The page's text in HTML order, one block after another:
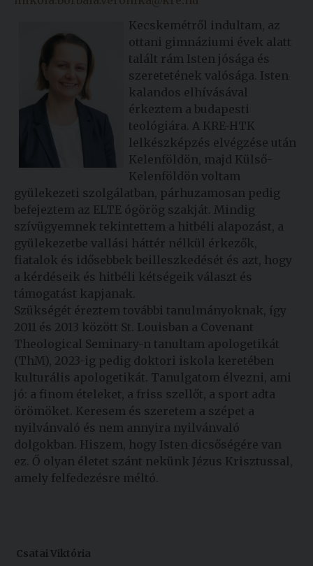
Kecskemétről indultam, az
ottani gimnáziumi évek alatt
talált rám Isten jósága és
szeretetének valósága. Isten
kalandos elhívásával
érkeztem a budapesti
teológiára. A KRE-HTK
lelkészképzés elvégzése után
Kelenföldön, majd Külső-
Kelenföldön voltam
gyülekezeti szolgálatban, párhuzamosan pedig
befejeztem az ELTE ógörög szakját. Mindig
szívügyemnek tekintettem a hitbéli alapozást, a
gyülekezetbe vallási háttér nélkül érkezők,
fiatalok és idősebbek beilleszkedését és azt, hogy
a kérdéseik és hitbéli kétségeik választ és
támogatást kapjanak.
Szükségét éreztem további tanulmányoknak, így
2011 és 2013 között St. Louisban a Covenant
Theological Seminary-n tanultam apologetikát
(ThM), 2023-ig pedig doktori iskola keretében
kulturális apologetikát. Tanulgatom élvezni, ami
jó: a finom ételeket, a friss szellőt, a sport adta
örömöket. Keresem és szeretem a szépet a
nyilvánvaló és nem annyira nyilvánvaló
dolgokban. Hiszem, hogy Isten dicsőségére van
ez. Ő olyan életet szánt nekünk Jézus Krisztussal,
amely felfedezésre méltó.
Csatai Viktória